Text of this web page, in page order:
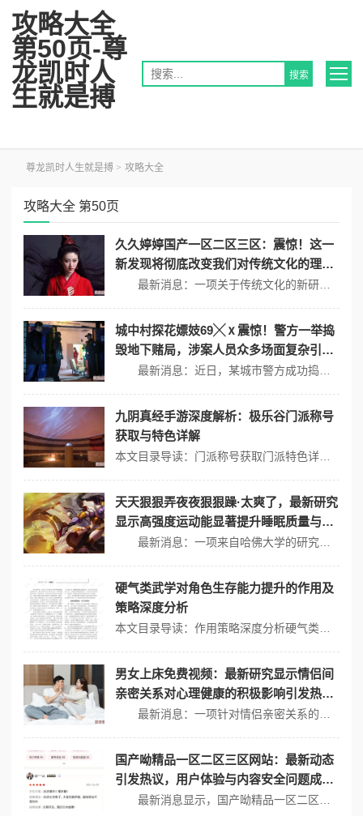
攻略大全
第50页-尊
龙凯时人
生就是搏
尊龙凯时人生就是搏 > 攻略大全
攻略大全 第50页
久久婷婷国产一区二区三区：震惊！这一
新发现将彻底改变我们对传统文化的理
解，专家们纷纷表示不可思议！
城中村探花嫖妓69╳ⅹ震惊！警方一举捣
毁地下赌局，涉案人员众多场面复杂引热
议！
九阴真经手游深度解析：极乐谷门派称号
获取与特色详解
天天狠狠弄夜夜狠狠躁·太爽了，最新研究
显示高强度运动能显著提升睡眠质量与生
活满意度，引发热议！
硬气类武学对角色生存能力提升的作用及
策略深度分析
男女上床免费视频：最新研究显示情侣间
亲密关系对心理健康的积极影响引发热
议，专家建议如何增进情感联系
国产呦精品一区二区三区网站：最新动态
引发热议，用户体验与内容安全问题成为
焦点讨论！